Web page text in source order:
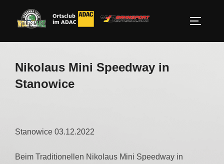
Inhalt
Nikolaus Mini Speedway in
Stanowice
Stanowice 03.12.2022
Beim Traditionellen Nikolaus Mini Speedway in